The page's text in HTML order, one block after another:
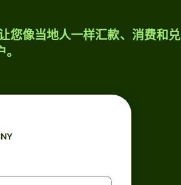
您像当地人一样汇款、消费和兑